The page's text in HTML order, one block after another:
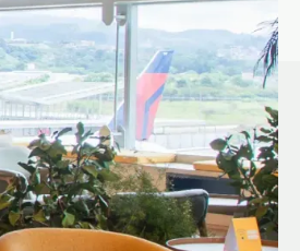
Nomad tem
mais
benefícios e vantagens
Internacional